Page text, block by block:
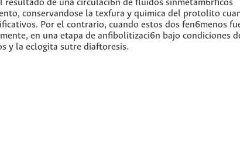
resultado de una circulaci6n de fluidos sinmetam6rficos
conservandose la texfura y quimica del protolito
Por el contrario, cuando estos dos fen6menos
en una etapa de anfibolitizaci6n bajo condiciones
y la eclogita sutre diaftoresis.